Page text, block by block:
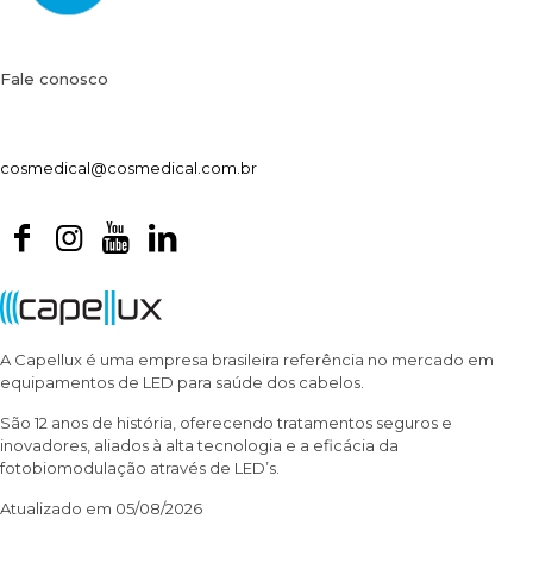
Fale conosco
cosmedical@cosmedical.com.br
A Capellux é uma empresa brasileira referência no mercado em
equipamentos de LED para saúde dos cabelos.
São 12 anos de história, oferecendo tratamentos seguros e
inovadores, aliados à alta tecnologia e a eficácia da
fotobiomodulação através de LED’s.
Atualizado em 05/08/2026